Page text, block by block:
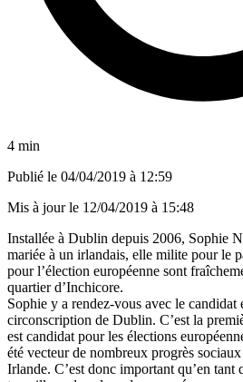
4 min
Publié le 04/04/2019 à 12:59
Mis à jour le 12/04/2019 à 15:48
Installée à Dublin depuis 2006, Sophie
mariée à un irlandais, elle milite pour le
pour l’élection européenne sont
quartier d’Inchicore.
Sophie y a rendez-vous avec le candidat
circonscription de Dublin. C’est la
est candidat pour les élections
été vecteur de nombreux progrès
Irlande. C’est donc important qu’en tant